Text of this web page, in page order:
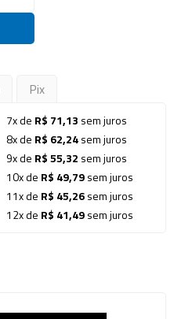
Pix
7x de R$ 71,13 sem juros
8x de R$ 62,24sem juros
9x de R$ 55,32 sem juros
10x de R$ 49,79sem juros
11x de R$ 45,26sem juros
12x de R$ 41,49sem juros